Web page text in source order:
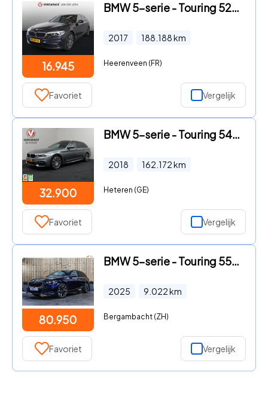
16.945
BMW 5-serie - Touring 520d Executive | Automaat | Elec achterklep | Cruise
2017 188.188km
Heerenveen (FR)
Favoriet Vergelijk
32.900
BMW 5-serie - Touring 540i xDrive High Executive | VOL! | Harman Kardon |
2018 162.172km
Heteren (GE)
Favoriet Vergelijk
80.950
BMW 5-serie - Touring 550e xDrive *Pano*B&W*4-Wiel besturing*Trekhaak*Stoe
2025 9.022km
Bergambacht (ZH)
Favoriet Vergelijk